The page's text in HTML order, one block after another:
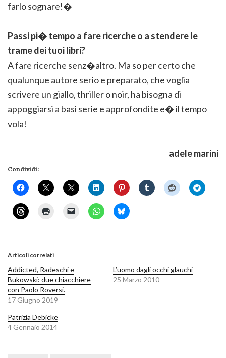
farlo sognare!�
Passi pi� tempo a fare ricerche o a stendere le
trame dei tuoi libri?
A fare ricerche senz�altro. Ma so per certo che
qualunque autore serio e preparato, che voglia
scrivere un giallo, thriller o noir, ha bisogna di
appoggiarsi a basi serie e approfondite e� il tempo
vola!
adele marini
Condividi:
Articoli correlati
Addicted, Radeschi e
Bukowski: due chiacchiere
con Paolo Roversi.
17 Giugno 2019
L’uomo dagli occhi glauchi
25 Marzo 2010
Patrizia Debicke
4 Gennaio 2014